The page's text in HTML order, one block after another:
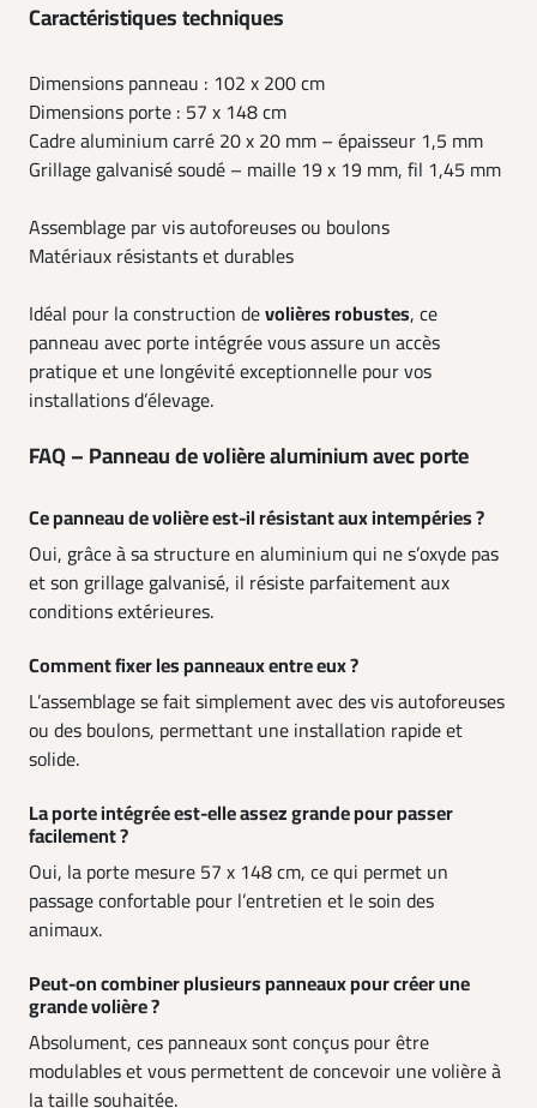
Caractéristiques techniques
Dimensions panneau : 102 x 200 cm
Dimensions porte : 57 x 148 cm
Cadre aluminium carré 20 x 20 mm – épaisseur 1,5 mm
Grillage galvanisé soudé – maille 19 x 19 mm, fil 1,45 mm
Assemblage par vis autoforeuses ou boulons
Matériaux résistants et durables
Idéal pour la construction devolières robustes, ce
panneau avec porte intégrée vous assure un accès
pratique et une longévité exceptionnelle pour vos
installations d’élevage.
FAQ – Panneau de volière aluminium avec porte
Ce panneau de volière est-il résistant aux intempéries ?
Oui, grâce à sa structure en aluminium qui ne s’oxyde pas
et son grillage galvanisé, il résiste parfaitement aux
conditions extérieures.
Comment fixer les panneaux entre eux ?
L’assemblage se fait simplement avec des vis autoforeuses
ou des boulons, permettant une installation rapide et
solide.
La porte intégrée est-elle assez grande pour passer
facilement ?
Oui, la porte mesure 57 x 148 cm, ce qui permet un
passage confortable pour l’entretien et le soin des
animaux.
Peut-on combiner plusieurs panneaux pour créer une
grande volière ?
Absolument, ces panneaux sont conçus pour être
modulables et vous permettent de concevoir une volière à
la taille souhaitée.